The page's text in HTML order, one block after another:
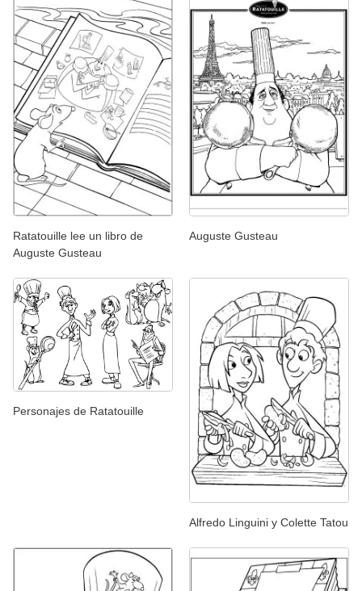
Ratatouille lee un libro de
Auguste Gusteau
Auguste Gusteau
Personajes de Ratatouille
Alfredo Linguini y Colette Tatou